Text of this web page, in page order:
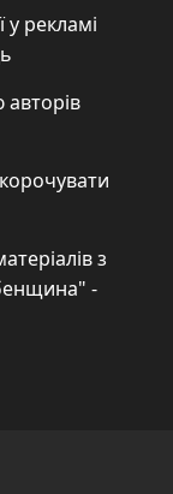
у рекламі
авторів
з
-